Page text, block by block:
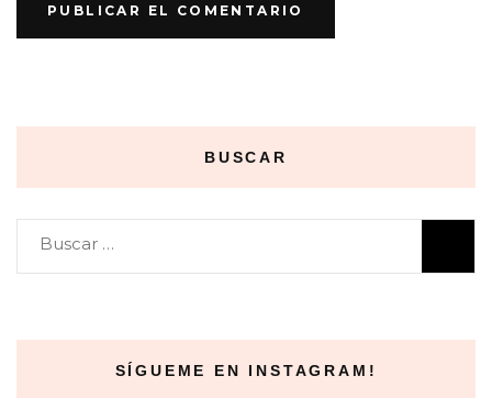
BUSCAR
Buscar:
SÍGUEME EN INSTAGRAM!